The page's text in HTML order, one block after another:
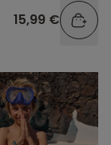
15,99 €